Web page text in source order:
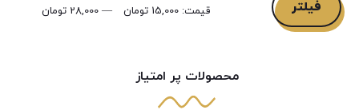
فیلتر قیمت: 15,000 تومان — 28,000 تومان
محصولات پر امتیاز